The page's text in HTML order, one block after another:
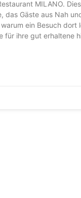
MILANO.
das Gäste aus Nah
ein Besuch
für ihre gut erhaltene